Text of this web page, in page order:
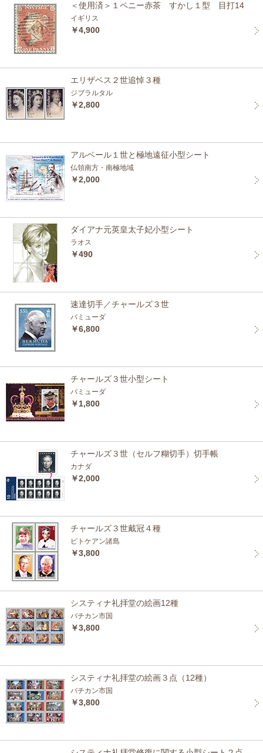
＜使用済＞１ペニー赤茶 すかし１型 目打14
イギリス
￥4,900
エリザベス２世追悼３種
ジブラルタル
￥2,800
アルベール１世と極地遠征小型シート
仏領南方・南極地域
￥2,000
ダイアナ元英皇太子妃小型シート
ラオス
￥490
速達切手／チャールズ３世
バミューダ
￥6,800
チャールズ３世小型シート
バミューダ
￥1,800
チャールズ３世（セルフ糊切手）切手帳
カナダ
￥2,000
チャールズ３世戴冠４種
ピトケアン諸島
￥3,800
システィナ礼拝堂の絵画12種
バチカン市国
￥3,800
システィナ礼拝堂の絵画３点（12種）
バチカン市国
￥3,800